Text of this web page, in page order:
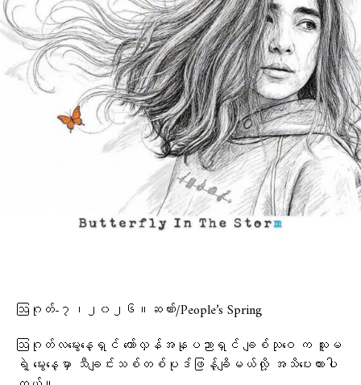
ဩဂုတ်-၇၊၂၀၂၆။ဆဏ်း/People’s Spring
ဩဂုတ်လမွေးနေ့ရှင် တော်လှန်အနုပညာရှင် ချစ်သုဝေ က သူမ
ရဲ့ မွေးနေ့မှာ သီချင်းသစ်တစ်ပုဒ်ဖြန့်ချိမယ်လို့ အသိပေးထားပါ